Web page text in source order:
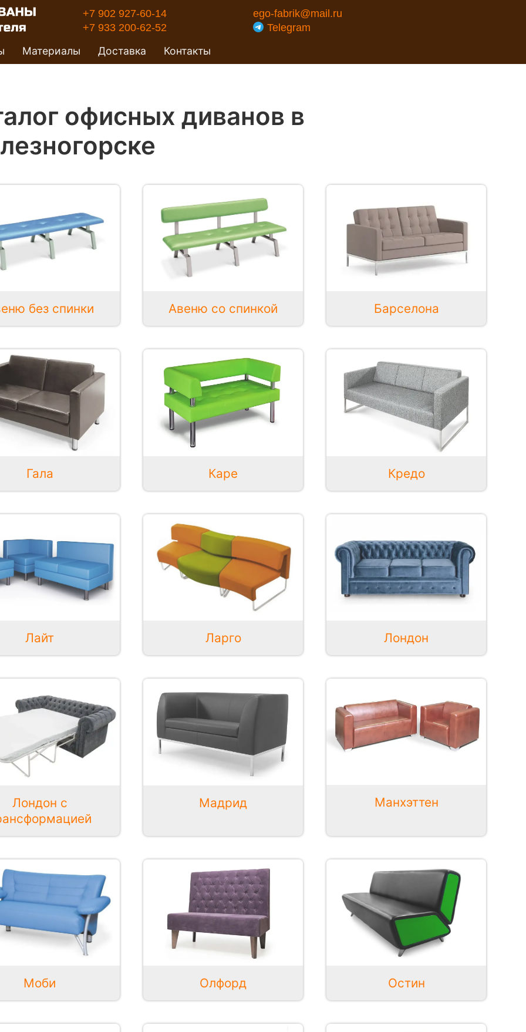
+7 902 927-60-14
+7 933 200-62-52
ego-fabrik@mail.ru
Telegram
Материалы Доставка Контакты
офисных диванов в
без спинки Авеню со спинкой Барселона
Гала Каре Кредо
Лайт Ларго Лондон
Лондон с
Мадрид Манхэттен
Моби Олфорд Остин